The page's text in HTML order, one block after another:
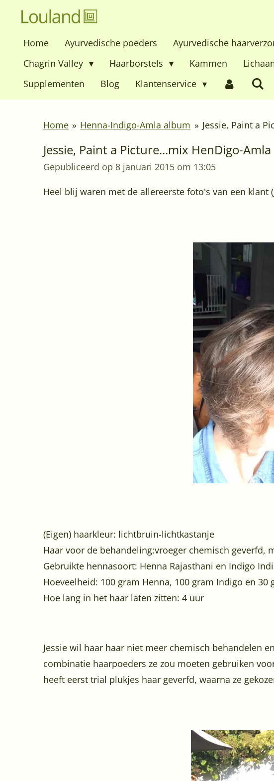
Home Ayurvedische poeders Ayurvedische
Chagrin Valley
Haarborstels Kammen
Supplementen
Blog Klantenservice
Home » Henna-Indigo-Amla album » Jessie, Paint a
Jessie, Paint a Picture...mix HenDigo-Amla
Gepubliceerd op 8 januari 2015 om 13:05
Heel blij waren met de allereerste foto's van een klant
(Eigen) haarkleur: lichtbruin-lichtkastanje
Haar voor de behandeling:vroeger chemisch geverfd,
Gebruikte hennasoort: Henna Rajasthani en Indigo
Hoeveelheid: 100 gram Henna, 100 gram Indigo en 30
Hoe lang in het haar laten zitten: 4 uur
Jessie wil haar haar niet meer chemisch behandelen
combinatie haarpoeders ze zou moeten gebruiken
heeft eerst trial plukjes haar geverfd, waarna ze